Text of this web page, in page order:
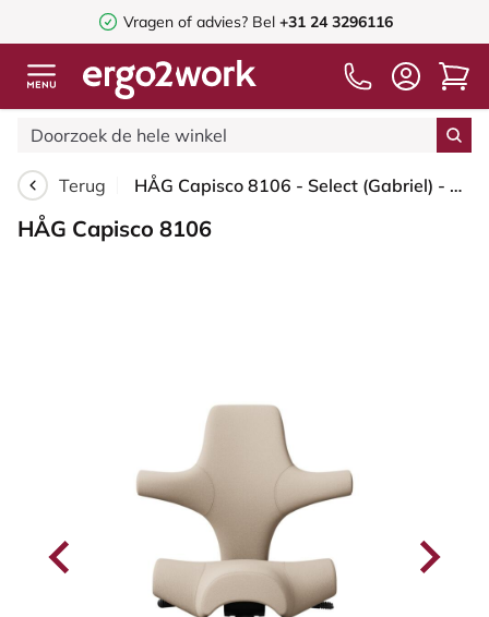
Vragen of advies? Bel +31 24 3296116
Terug HÅG Capisco 8106 - Select (Gabriel) - Wol / Polyamide - SC61188 - Light beige - Framekleur - Zilver - Gasveer - 200 mm (Zithoogte 46-64cm) - Vloercontact - Zachte wielen t.b.v. harde vloeren - Voetenring - Nee, geen voetenring - Voetster - Nee, voetste...
HÅG Capisco 8106